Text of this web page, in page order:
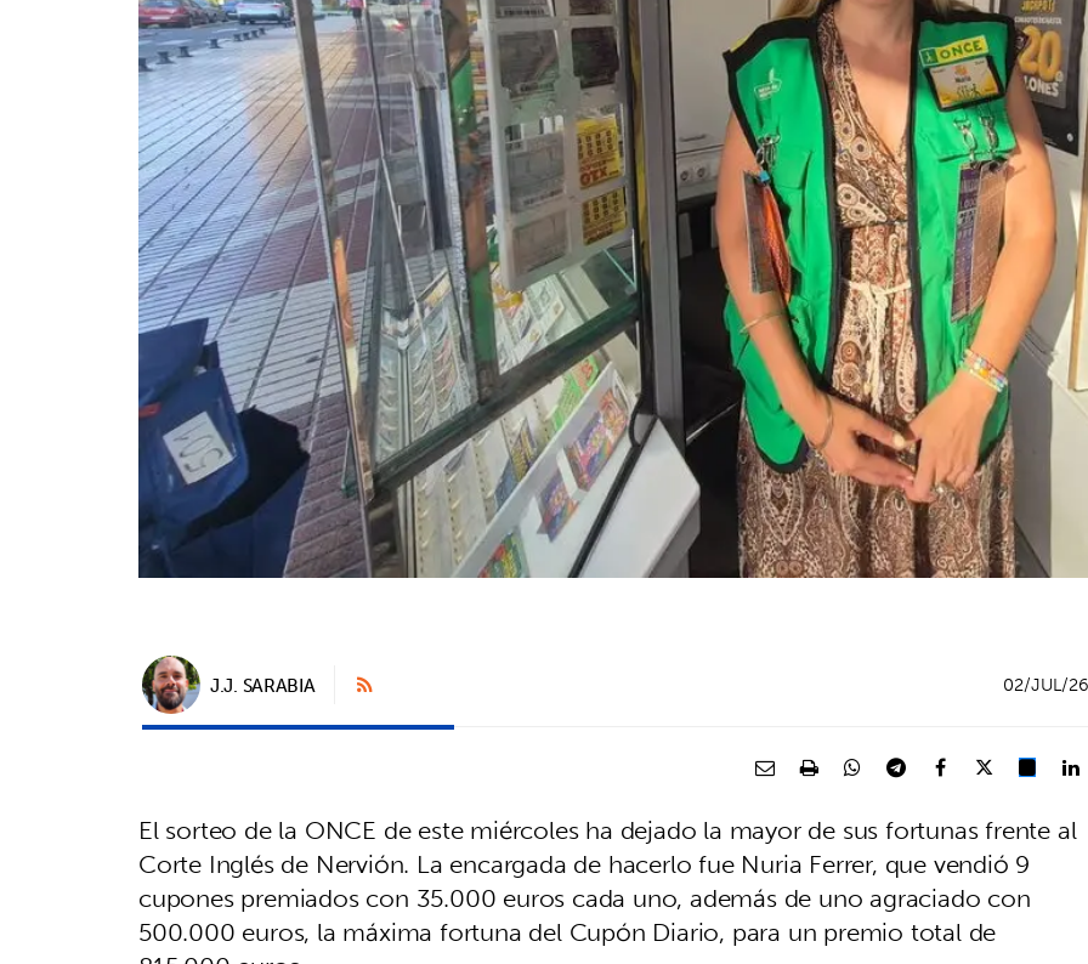
J.J. SARABIA 02/JUL/26
El sorteo de la ONCE de este miércoles ha dejado la mayor de sus fortunas frente al
Corte Inglés de Nervión. La encargada de hacerlo fue Nuria Ferrer, que vendió 9
cupones premiados con 35.000 euros cada uno, además de uno agraciado con
500.000 euros, la máxima fortuna del Cupón Diario, para un premio total de